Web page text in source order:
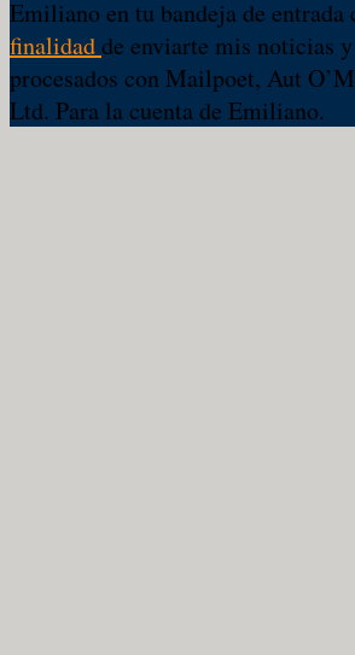
Emiliano en tu bandeja de entrada
finalidadde enviarte mis noticias
procesados con Mailpoet, Aut
Ltd. Para la cuenta de Emiliano.